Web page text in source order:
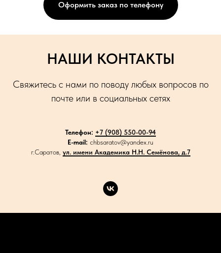
Оформить заказ по телефону
НАШИ КОНТАКТЫ
Свяжитесь с нами по поводу любых вопросов по
почте или в социальных сетях
Телефон: +7 (908) 550-00-94
E-mail: chbsaratov@yandex.ru
г.Саратов, ул. имени Академика Н.Н. Семёнова, д.7